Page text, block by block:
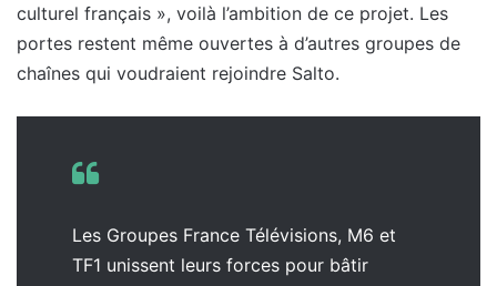
culturel français », voilà l’ambition de ce projet. Les
portes restent même ouvertes à d’autres groupes de
chaînes qui voudraient rejoindre Salto.
Les Groupes France Télévisions, M6 et
TF1 unissent leurs forces pour bâtir